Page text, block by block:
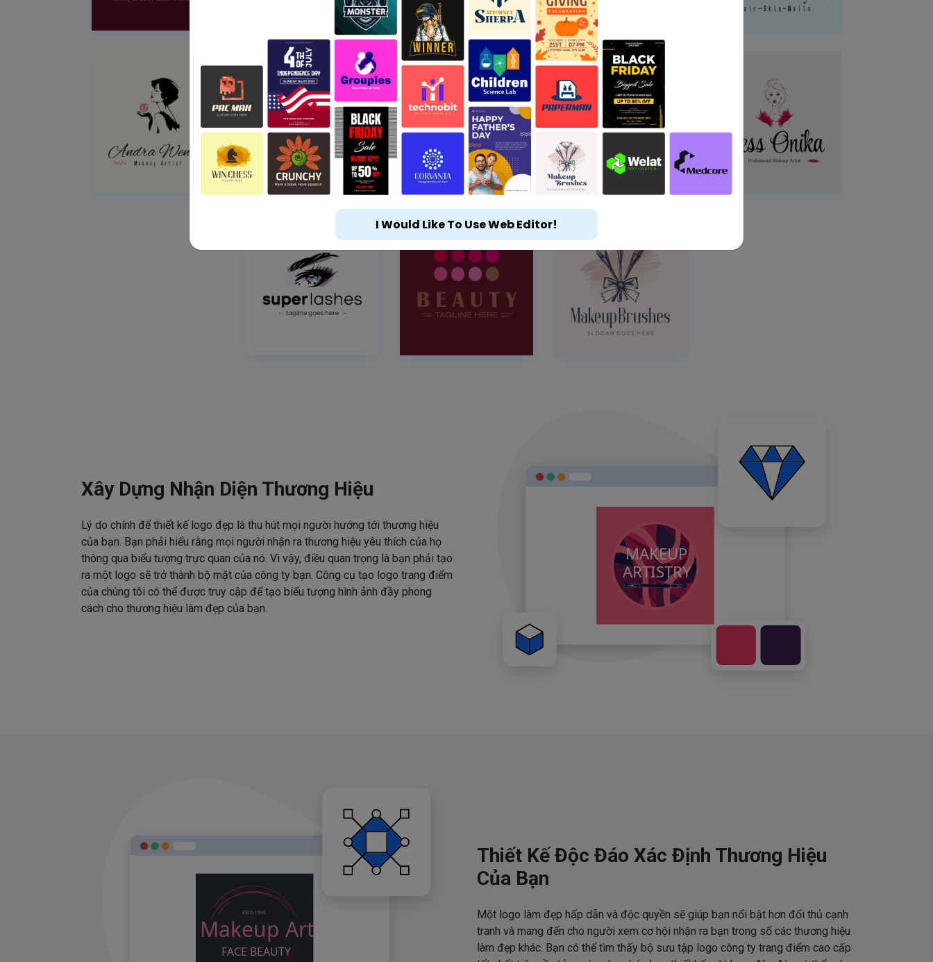
Xây Dựng Nhận Diện Thương Hiệu
Lý do chính để thiết kế logo đẹp là thu hút mọi người hướng tới thương hiệu
của bạn. Bạn phải hiểu rằng mọi người nhận ra thương hiệu yêu thích của họ
thông qua biểu tượng trực quan của nó. Vì vậy, điều quan trọng là bạn phải tạo
ra một logo sẽ trở thành bộ mặt của công ty bạn. Công cụ tạo logo trang điểm
của chúng tôi có thể được truy cập để tạo biểu tượng hình ảnh đầy phong
cách cho thương hiệu làm đẹp của bạn.
Thiết Kế Độc Đáo Xác Định Thương Hiệu
Của Bạn
Một logo làm đẹp hấp dẫn và độc quyền sẽ giúp bạn nổi bật hơn đối thủ cạnh
tranh và mang đến cho người xem cơ hội nhận ra bạn trong số các thương hiệu
làm đẹp khác. Bạn có thể tìm thấy bộ sưu tập logo công ty trang điểm cao cấp
I Would Like To Use Web Editor!